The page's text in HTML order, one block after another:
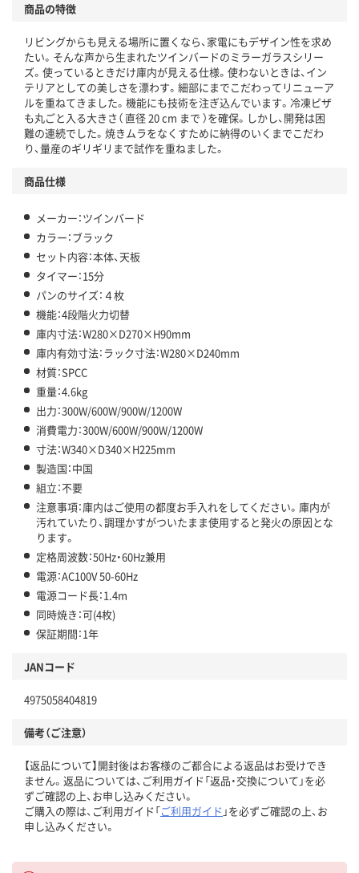
商品の特徴
リビングからも見える場所に置くなら、家電にもデザイン性を求め
たい。そんな声から生まれたツインバードのミラーガラスシリー
ズ。使っているときだけ庫内が見える仕様。使わないときは、イン
テリアとしての美しさを漂わす。細部にまでこだわってリニューア
ルを重ねてきました。機能にも技術を注ぎ込んでいます。冷凍ピザ
も丸ごと入る大きさ（ 直径 20 cm まで ）を確保。しかし、開発は困
難の連続でした。焼きムラをなくすために納得のいくまでこだわ
り、量産のギリギリまで試作を重ねました。
商品仕様
メーカー：ツインバード
カラー：ブラック
セット内容：本体、天板
タイマー：15分
パンのサイズ：４枚
機能：4段階火力切替
庫内寸法：W280×D270×H90mm
庫内有効寸法：ラック寸法：W280×D240mm
材質：SPCC
重量：4.6kg
出力：300W/600W/900W/1200W
消費電力：300W/600W/900W/1200W
寸法：W340×D340×H225mm
製造国：中国
組立：不要
注意事項：庫内はご使用の都度お手入れをしてください。庫内が
汚れていたり、調理かすがついたまま使用すると発火の原因とな
ります。
定格周波数：50Hz・60Hz兼用
電源：AC100V 50-60Hz
電源コード長：1.4m
同時焼き：可(4枚)
保証期間：1年
JANコード
4975058404819
備考（ご注意）
【返品について】開封後はお客様のご都合による返品はお受けでき
ません。返品については、ご利用ガイド「返品・交換について」を必
ずご確認の上、お申し込みください。
ご購入の際は、ご利用ガイド「ご利用ガイド 」を必ずご確認の上、お
申し込みください。